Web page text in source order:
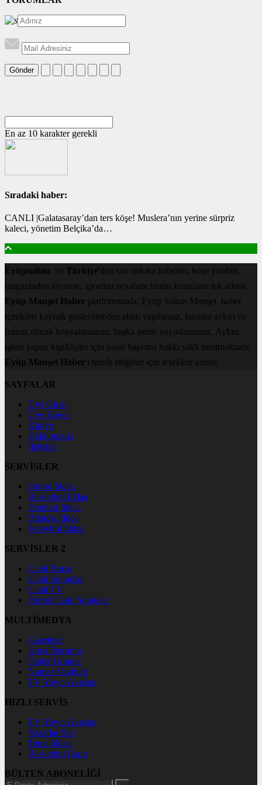
Gönder
En az 10 karakter gerekli
Sıradaki haber:
CANLI |Galatasaray’dan ters köşe! Muslera’nın yerine sürpriz
kaleci, yönetim Belçika’da…
Eyüpsultan ve Türkiye'den son dakika haberler, köşe yazıları,
magazinden siyasete, spordan seyahate bütün konuların tek adresi
Eyüp Manşet Haber platformunda; Eyüp Sultan Manşet haber
içerikleri kaynak gösterilmeden alıntı yapılamaz, kanuna aykırı ve
izinsiz olarak kopyalanamaz, başka yerde yayınlanamaz. Aykırı
işlem yapan kişi/kişiler için yasal başvuru hakkı saklı tutulmaktadır.
Eyüp Manşet Haber'i tercih ettiğiniz için teşekkür ederiz.
SAYFALAR
Üye Girişi
Üye Kaydı
Künye
Hakkımızda
İletişim
SERVİSLER
Futbol İddaa
Basketbol İddaa
Hentbol İddaa
Bilardo İddaa
Voleybol İddaa
SERVİSLER 2
Canlı Borsa
Canlı Sonuçlar
Canlı TV
Futbol Canlı Sonuçlar
MULTİMEDYA
Gazeteler
Hava Durumu
Haber Gönder
Namaz Vakitleri
TV Yayın Akışları
HIZLI SERVİS
TV Yayın Akışları
Yazarlar Site
Tenis İddaa
Basketbol Canlı
BÜLTEN ABONELİĞİ